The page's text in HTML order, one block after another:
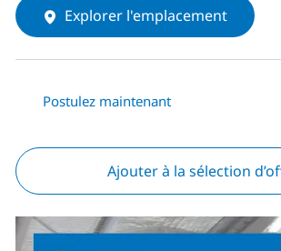
Explorer l'emplacement
Postulez maintenant
Ajouter à la sélection